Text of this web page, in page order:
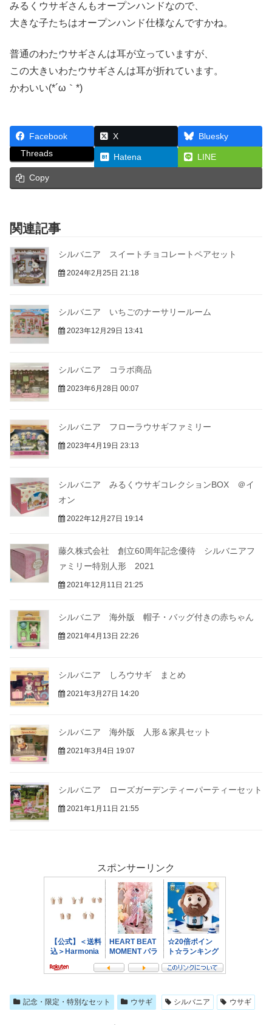
みるくウサギさんもオープンハンドなので、
大きな子たちはオープンハンド仕様なんですかね。
普通のわたウサギさんは耳が立っていますが、
この大きいわたウサギさんは耳が折れています。
かわいい(*´ω｀*)
Facebook X
Bluesky
Threads
Hatena LINE
Copy
関連記事
シルバニア スイートチョコレートペアセット
2024年2月25日 21:18
シルバニア いちごのナーサリールーム
2023年12月29日 13:41
シルバニア コラボ商品
2023年6月28日 00:07
シルバニア フローラウサギファミリー
2023年4月19日 23:13
シルバニア みるくウサギコレクションBOX ＠イ
オン
2022年12月27日 19:14
藤久株式会社 創立60周年記念優待 シルバニアフ
ァミリー特別人形 2021
2021年12月11日 21:25
シルバニア 海外版 帽子・バッグ付きの赤ちゃん
2021年4月13日 22:26
シルバニア しろウサギ まとめ
2021年3月27日 14:20
シルバニア 海外版 人形＆家具セット
2021年3月4日 19:07
シルバニア ローズガーデンティーパーティーセット
2021年1月11日 21:55
スポンサーリンク
記念・限定・特別なセット ウサギ シルバニア ウサギ